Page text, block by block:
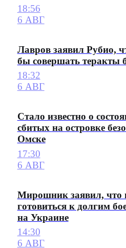
18:56
6 АВГ
Лавров заявил Рубио,
бы совершать теракты
18:32
6 АВГ
Стало известно о
сбитых на островке
Омске
17:30
6 АВГ
Мирошник заявил, что
готовиться к долгим
на Украине
14:30
6 АВГ